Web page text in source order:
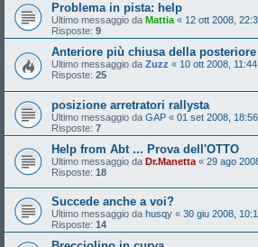
Problema in pista: help
Ultimo messaggio da Mattia « 12 ott 2008,
Risposte: 9
Anteriore più chiusa della posteriore
Ultimo messaggio da Zuzz « 10 ott 2008, 11:44
Risposte: 25
posizione arretratori rallysta
Ultimo messaggio da GAP « 01 set 2008, 18:56
Risposte: 7
Help from Abt ... Prova dell'OTTO
Ultimo messaggio da Dr.Manetta « 29 ago
Risposte: 18
Succede anche a voi?
Ultimo messaggio da husqy « 30 giu 2008,
Risposte: 14